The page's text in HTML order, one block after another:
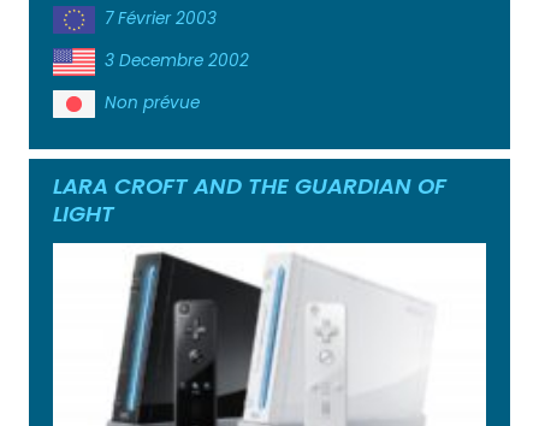
7 Février 2003
3 Decembre 2002
Non prévue
LARA CROFT AND THE GUARDIAN OF
LIGHT